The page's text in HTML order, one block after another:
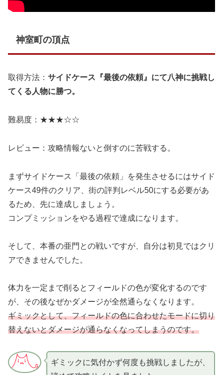
神室町の頂点
取得方法： サイドケース『最後の依頼』にて八神に挑戦し
てくる人物に勝つ。
難易度：★★★☆☆
レビュー：攻略情報ないと倒すのに苦戦する。
まずサイドケース「最後の依頼」を発生させるにはサイド
ケース49件のクリア、街の評判レベル50にする必要があ
るため、先に達成しましょう。
コンプミッションをやる過程で達成になります。
そして、本番の亜門との戦いですが、自分は初見ではクリ
アできませんでした。
体力を一定まで削るとフィールドの色が変化するのです
が、その後なぜかダメージが全然通らなくなります。
ギミックとして、フィールドの色に合わせたモードに切り
替えないとダメージが通らなくなってしまうのです。
ギミックに気付かず何度も挑戦しましたが、